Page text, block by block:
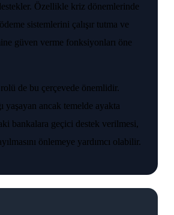
Özellikle kriz dönemlerinde
sistemlerini çalışır tutma ve
güven verme fonksiyonları öne
de bu çerçevede önemlidir.
yaşayan ancak temelde ayakta
bankalara geçici destek verilmesi,
önlemeye yardımcı olabilir.